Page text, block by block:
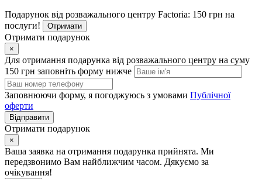
Подарунок від розважального центру Factoria: 150 грн на
послуги!
Отримати
Отримати подарунок
×
Для отримання подарунка від розважального центру на суму
150 грн заповніть форму нижче
Заповнюючи форму, я погоджуюсь з умовами Публічної
оферти
Відправити
Отримати подарунок
×
Ваша заявка на отримання подарунка прийнята. Ми
передзвонимо Вам найближчим часом. Дякуємо за
очікування!